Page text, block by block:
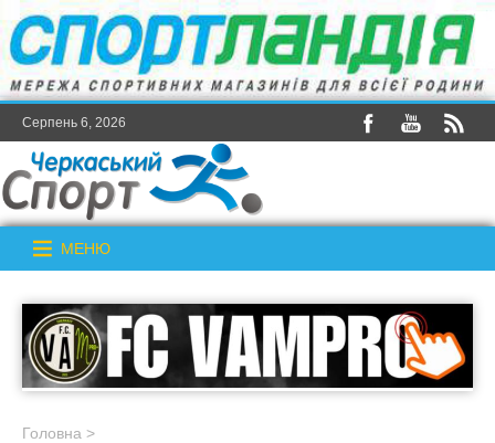
Серпень 6, 2026
МЕНЮ
Головна >